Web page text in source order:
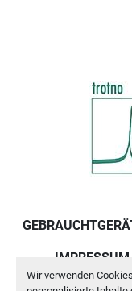
Wir verwenden
IMPRESSUM